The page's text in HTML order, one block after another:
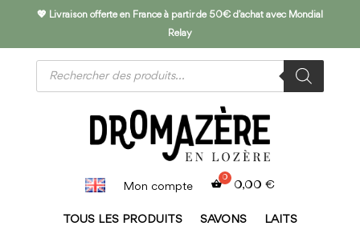
💖 Livraison offerte en France à partir de 50€ d’achat avec Mondial
Relay
Recherche
Mon compte 0,00 €
TOUS LES PRODUITS SAVONS LAITS